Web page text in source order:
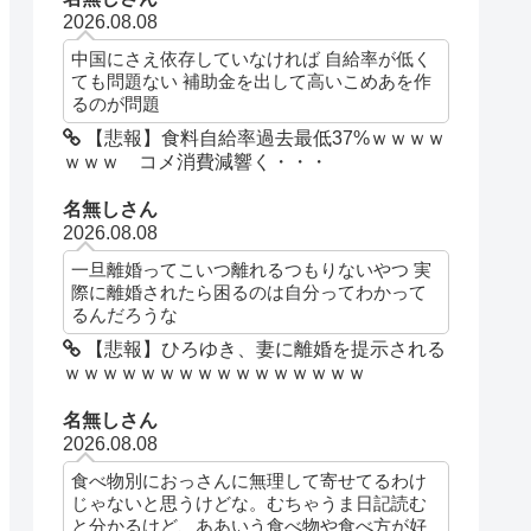
2026.08.08
中国にさえ依存していなければ 自給率が低く
ても問題ない 補助金を出して高いこめあを作
るのが問題
【悲報】食料自給率過去最低37%ｗｗｗｗ
ｗｗｗ コメ消費減響く・・・
名無しさん
2026.08.08
一旦離婚ってこいつ離れるつもりないやつ 実
際に離婚されたら困るのは自分ってわかって
るんだろうな
【悲報】ひろゆき、妻に離婚を提示される
ｗｗｗｗｗｗｗｗｗｗｗｗｗｗｗｗ
名無しさん
2026.08.08
食べ物別におっさんに無理して寄せてるわけ
じゃないと思うけどな。むちゃうま日記読む
と分かるけど、ああいう食べ物や食べ方が好